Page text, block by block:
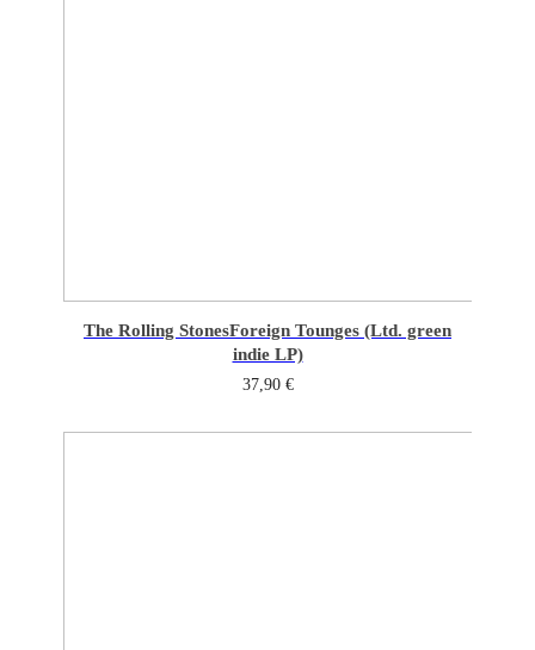
The Rolling StonesForeign Tounges (Ltd. green
indie LP)
37,90 €